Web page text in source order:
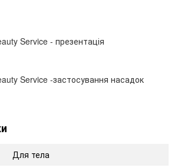
Service - презентація
Service -застосування насадок
Для тела